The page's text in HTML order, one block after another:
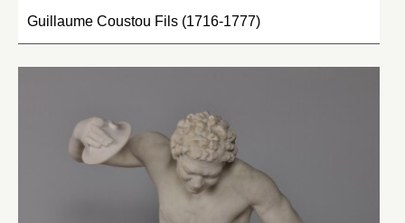
Guillaume Coustou Fils (1716-1777)